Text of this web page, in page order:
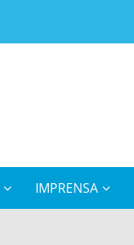
IMPRENSA